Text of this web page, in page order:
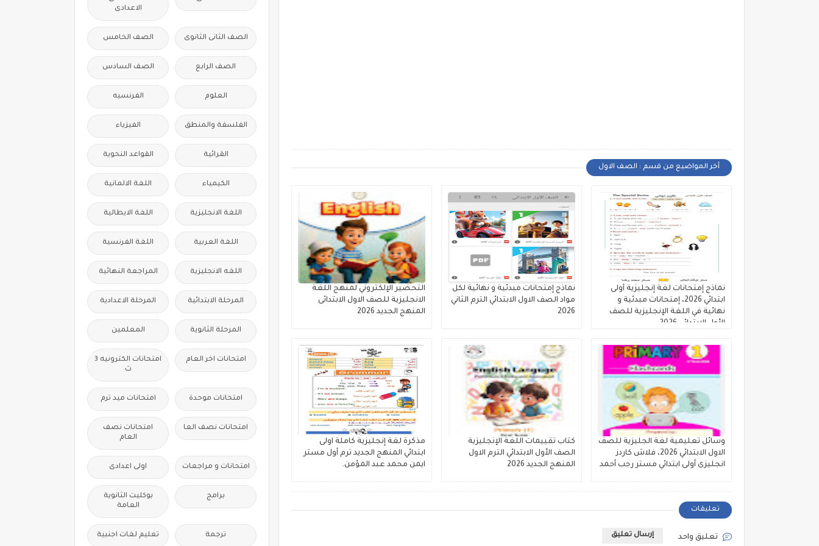
أخر المواضيع من قسم : الصف الاول
نماذج إمتحانات لغة إنجليزية أولى
ابتدائي 2026، إمتحانات مبدئية و
نهائية في اللغة الإنجليزية للصف
الأول الإبتدائى 2026
نماذج إمتحانات مبدئية و نهائية لكل
مواد الصف الاول الابتدائي الترم الثاني
2026
التحضير الإلكتروني لمنهج اللغة
الانجليزية للصف الاول الابتدائى
المنهج الجديد 2026
وسائل تعليمية لغة الجليزية للصف
الاول الابتدائي 2026، فلاش كاردز
انجليزى أولى ابتدائي مستر رجب أحمد
كتاب تقييمات اللغة الإنجليزية
الصف الأول الابتدائي الترم الاول
المنهج الجديد 2026
مذكرة لغة إنجليزية كاملة اولى
ابتدائي المنهج الجديد ترم أول مستر
ايمن محمد عبد المؤمن.
تعليقات
تعليق واحد إرسال تعليق
الاعدادى
الصف الثانى الثانوى الصف الخامس
الصف الرابع الصف السادس
العلوم الفرنسيه
الفلسفة والمنطق الفيزياء
القرائية القواعد النحوية
الكيمياء اللغة الالمانية
اللغة الانجليزية اللغة الايطالية
اللغة العربية اللغة الفرنسية
اللغه الانجليزية المراجعة النهائية
المرحلة الابتدائية المرحلة الاعدادية
المرحلة الثانوية المعلمين
امتحانات اخر العام
امتحانات الكترونيه 3
ث
امتحانات موحدة امتحانات ميد ترم
امتحانات نصف العا
امتحانات نصف
العام
امتحانات و مراجعات اولى اعدادى
برامج
بوكليت الثانوية
العامة
ترجمة تعليم لغات اجنبية